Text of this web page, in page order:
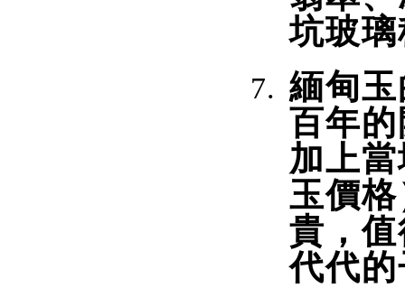
坑玻
緬甸
百年
加上
玉價
貴，
代代